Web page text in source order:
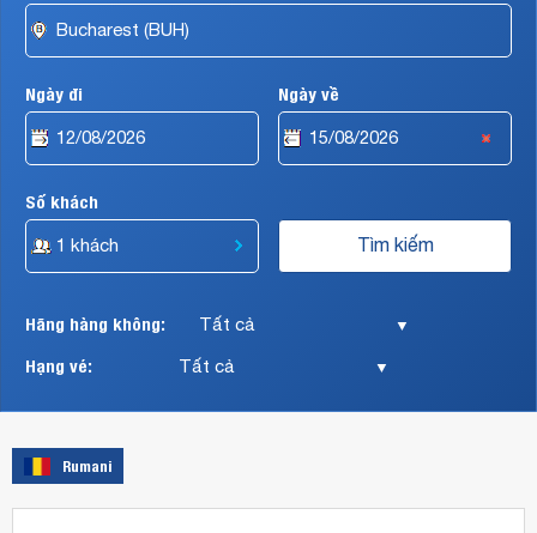
Berlin,
Etihad
Airways,
Alitalia,
Turkish
Airlines,
v.v…
Ngày đi Ngày về
Số khách
Hãng hàng không: ▼
Hạng vé: ▼
Rumani